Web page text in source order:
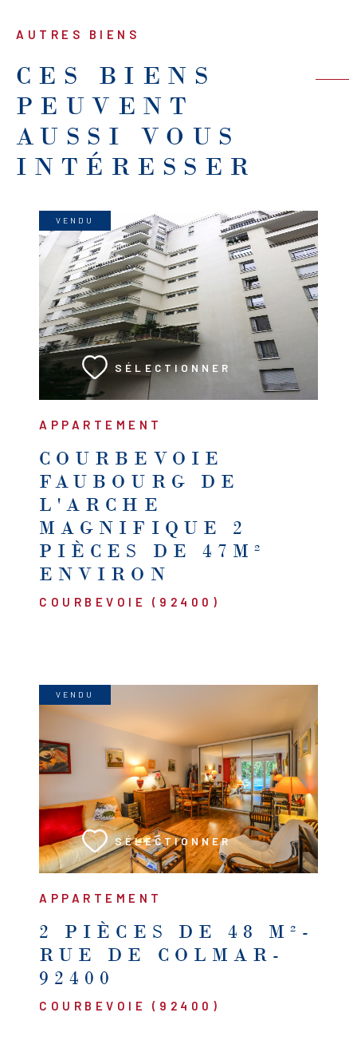
AUTRES BIENS
CES BIENS
PEUVENT
AUSSI VOUS
INTÉRESSER
APPARTEMENT
COURBEVOIE
FAUBOURG DE
L'ARCHE
MAGNIFIQUE 2
PIÈCES DE 47M²
ENVIRON
COURBEVOIE (92400)
VENDU
SÉLECTIONNER
VOIR LE BIEN
APPARTEMENT
2 PIÈCES DE 48 M²-
RUE DE COLMAR-
92400
COURBEVOIE (92400)
VENDU
SÉLECTIONNER
VOIR LE BIEN